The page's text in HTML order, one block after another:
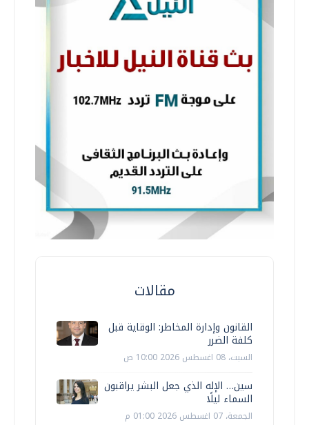
مقالات
القانون وإدارة المخاطر: الوقاية قبل
كلفة الضرر
السبت، 08 اغسطس 2026 10:00 ص
سين… الإله الذي جعل البشر يراقبون
السماء ليلًا
الجمعة، 07 اغسطس 2026 01:00 م